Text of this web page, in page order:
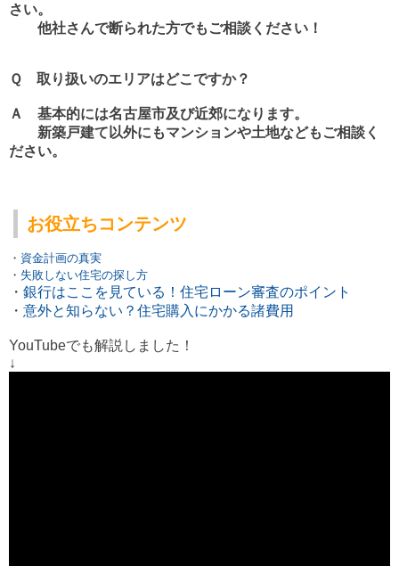
さい。
他社さんで断られた方でもご相談ください！
Ｑ 取り扱いのエリアはどこですか？
Ａ 基本的には名古屋市及び近郊になります。
新築戸建て以外にもマンションや土地などもご相談く
ださい。
お役立ちコンテンツ
・ 資金計画の真実
・ 失敗しない住宅の探し方
・ 銀行はここを見ている！住宅ローン審査のポイント
・ 意外と知らない？住宅購入にかかる諸費用
YouTubeでも解説しました！
↓